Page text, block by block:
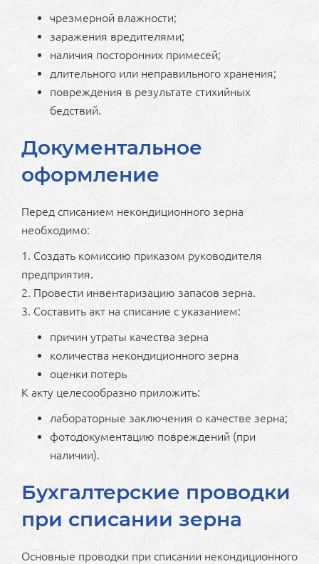
чрезмерной влажности;
заражения вредителями;
наличия посторонних примесей;
длительного или неправильного хранения;
повреждения в результате стихийных
бедствий.
Документальное
оформление
Перед списанием некондиционного зерна
необходимо:
1. Создать комиссию приказом руководителя
предприятия.
2. Провести инвентаризацию запасов зерна.
3. Составить акт на списание с указанием:
причин утраты качества зерна
количества некондиционного зерна
оценки потерь
К акту целесообразно приложить:
лабораторные заключения о качестве зерна;
фотодокументацию повреждений (при
наличии).
Бухгалтерские проводки
при списании зерна
Основные проводки при списании некондиционного